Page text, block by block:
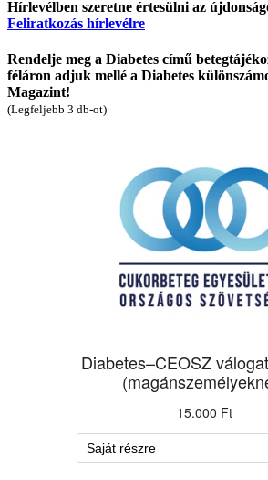
Hírlevélben szeretne értesülni az
Feliratkozás hírlevélre
Rendelje meg a Diabetes című
féláron adjuk mellé a Diabetes
Magazint!
(Legfeljebb 3 db-ot)